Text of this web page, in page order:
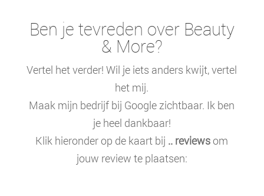
Ben je tevreden over Beauty
& More?
Vertel het verder! Wil je iets anders kwijt, vertel
het mij.
Maak mijn bedrijf bij Google zichtbaar. Ik ben
je heel dankbaar!
Klik hieronder op de kaart bij .. reviewsom
jouw review te plaatsen: